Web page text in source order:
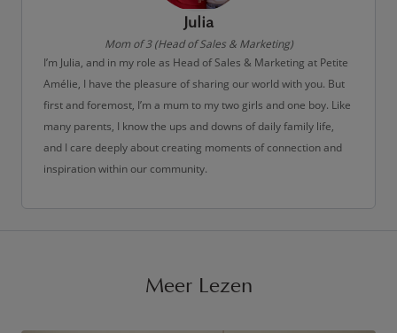
Julia
Mom of 3 (Head of Sales & Marketing)
I’m Julia, and in my role as Head of Sales & Marketing at Petite
Amélie, I have the pleasure of sharing our world with you. But
first and foremost, I’m a mum to my two girls and one boy. Like
many parents, I know the ups and downs of daily family life,
and I care deeply about creating moments of connection and
inspiration within our community.
Meer Lezen